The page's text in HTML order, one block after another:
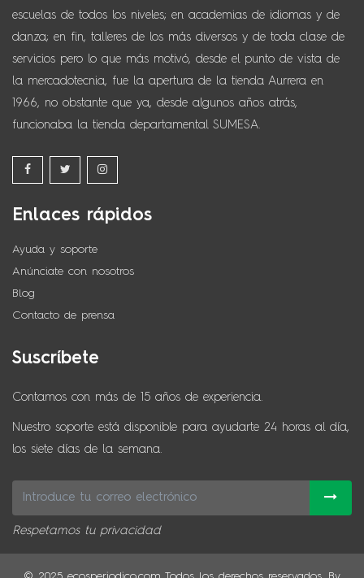
escuelas de todos los niveles; en academias de idiomas y de
danza; en fin, talleres de los más diversos y de toda clase de
servicios pero lo que más motivó, desde el punto de vista de
la mercadotecnia, fue la apertura de la tienda Aurrera en
1966, no obstante que ya, desde algunos años atrás,
funcionaba la tienda departamental SUMESA.
Enlaces rápidos
Ayuda y soporte
Anúnciate con nosotros
Blog
Contacto de prensa
Suscríbete
Contamos con más de 15 años de experiencia.
Nuestro soporte está disponible para ayudarte 24 horas al día,
los siete días de la semana.
Respetamos tu privacidad